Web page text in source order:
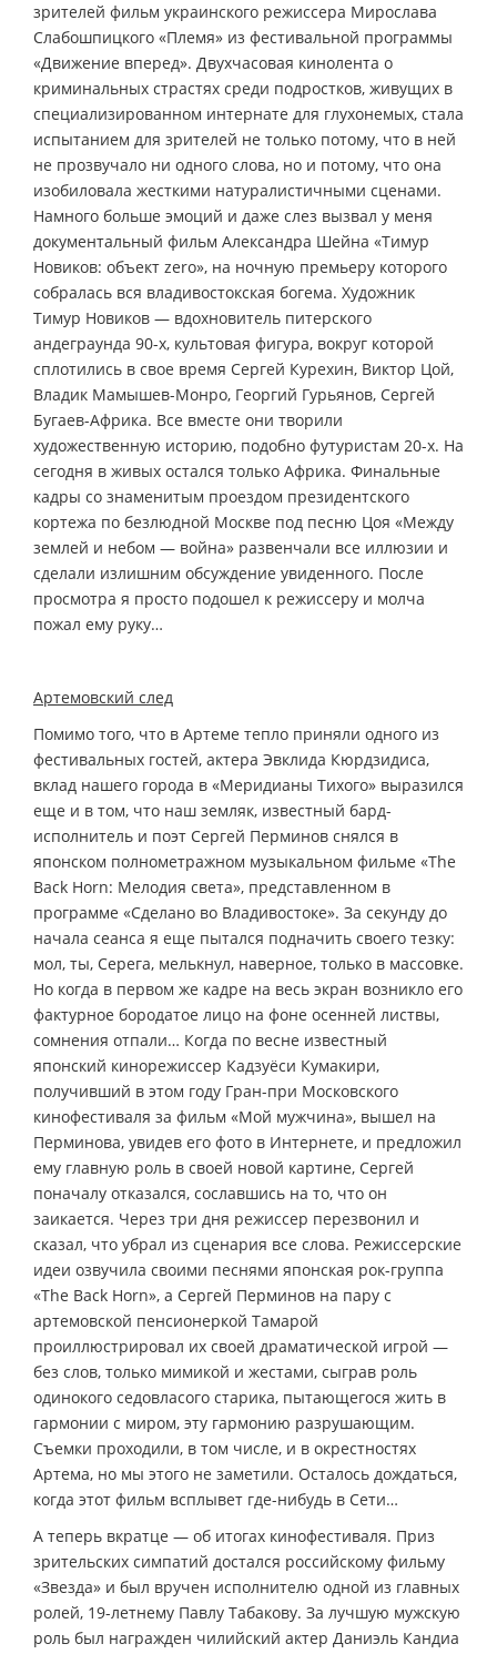
зрителей фильм украинского режиссера Мирослава
Слабошпицкого «Племя» из фестивальной программы
«Движение вперед». Двухчасовая кинолента о
криминальных страстях среди подростков, живущих в
специализированном интернате для глухонемых, стала
испытанием для зрителей не только потому, что в ней
не прозвучало ни одного слова, но и потому, что она
изобиловала жесткими натуралистичными сценами.
Намного больше эмоций и даже слез вызвал у меня
документальный фильм Александра Шейна «Тимур
Новиков: объект zero», на ночную премьеру которого
собралась вся владивостокская богема. Художник
Тимур Новиков — вдохновитель питерского
андеграунда 90-х, культовая фигура, вокруг которой
сплотились в свое время Сергей Курехин, Виктор Цой,
Владик Мамышев-Монро, Георгий Гурьянов, Сергей
Бугаев-Африка. Все вместе они творили
художественную историю, подобно футуристам 20-х. На
сегодня в живых остался только Африка. Финальные
кадры со знаменитым проездом президентского
кортежа по безлюдной Москве под песню Цоя «Между
землей и небом — война» развенчали все иллюзии и
сделали излишним обсуждение увиденного. После
просмотра я просто подошел к режиссеру и молча
пожал ему руку…
Артемовский след
Помимо того, что в Артеме тепло приняли одного из
фестивальных гостей, актера Эвклида Кюрдзидиса,
вклад нашего города в «Меридианы Тихого» выразился
еще и в том, что наш земляк, известный бард-
исполнитель и поэт Сергей Перминов снялся в
японском полнометражном музыкальном фильме «The
Back Horn: Мелодия cвета», представленном в
программе «Сделано во Владивостоке». За секунду до
начала сеанса я еще пытался подначить своего тезку:
мол, ты, Серега, мелькнул, наверное, только в массовке.
Но когда в первом же кадре на весь экран возникло его
фактурное бородатое лицо на фоне осенней листвы,
сомнения отпали… Когда по весне известный
японский кинорежиссер Кадзуёси Кумакири,
получивший в этом году Гран-при Московского
кинофестиваля за фильм «Мой мужчина», вышел на
Перминова, увидев его фото в Интернете, и предложил
ему главную роль в своей новой картине, Сергей
поначалу отказался, сославшись на то, что он
заикается. Через три дня режиссер перезвонил и
сказал, что убрал из сценария все слова. Режиссерские
идеи озвучила своими песнями японская рок-группа
«The Back Horn», а Сергей Перминов на пару с
артемовской пенсионеркой Тамарой
проиллюстрировал их своей драматической игрой —
без слов, только мимикой и жестами, сыграв роль
одинокого седовласого старика, пытающегося жить в
гармонии с миром, эту гармонию разрушающим.
Съемки проходили, в том числе, и в окрестностях
Артема, но мы этого не заметили. Осталось дождаться,
когда этот фильм всплывет где-нибудь в Сети…
А теперь вкратце — об итогах кинофестиваля. Приз
зрительских симпатий достался российскому фильму
«Звезда» и был вручен исполнителю одной из главных
ролей, 19-летнему Павлу Табакову. За лучшую мужскую
роль был награжден чилийский актер Даниэль Кандиа